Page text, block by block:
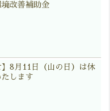
改善補助金
】8月11日（山の日）は休
します